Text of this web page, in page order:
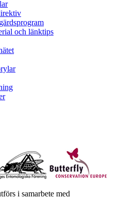
och länktips
i samarbete med